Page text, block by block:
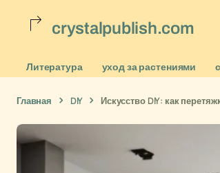
crystalpublish.com
Литература уход за растениями
Главная DIY Искусство DIY: как